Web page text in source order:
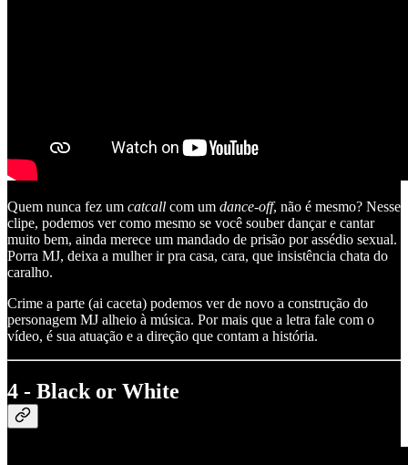
Quem nunca fez um catcall com um dance-off, não é mesmo? Nesse
clipe, podemos ver como mesmo se você souber dançar e cantar
muito bem, ainda merece um mandado de prisão por assédio sexual.
Porra MJ, deixa a mulher ir pra casa, cara, que insistência chata do
caralho.
Crime a parte (ai caceta) podemos ver de novo a construção do
personagem MJ alheio à música. Por mais que a letra fale com o
vídeo, é sua atuação e a direção que contam a história.
4 - Black or White